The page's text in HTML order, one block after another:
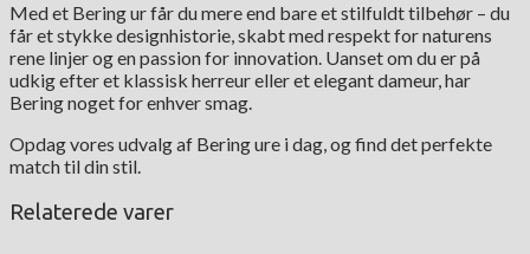
Med et Bering ur får du mere end bare et stilfuldt tilbehør – du
får et stykke designhistorie, skabt med respekt for naturens
rene linjer og en passion for innovation. Uanset om du er på
udkig efter et klassisk herreur eller et elegant dameur, har
Bering noget for enhver smag.
Opdag vores udvalg af Bering ure i dag, og find det perfekte
match til din stil.
Relaterede varer